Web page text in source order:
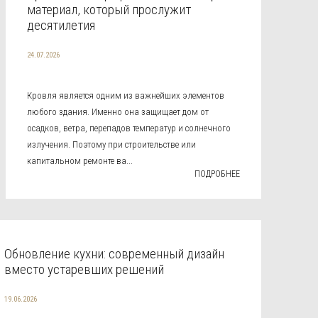
материал, который прослужит
десятилетия
24.07.2026
Кровля является одним из важнейших элементов
любого здания. Именно она защищает дом от
осадков, ветра, перепадов температур и солнечного
излучения. Поэтому при строительстве или
капитальном ремонте ва...
ПОДРОБНЕЕ
Обновление кухни: современный дизайн
вместо устаревших решений
19.06.2026